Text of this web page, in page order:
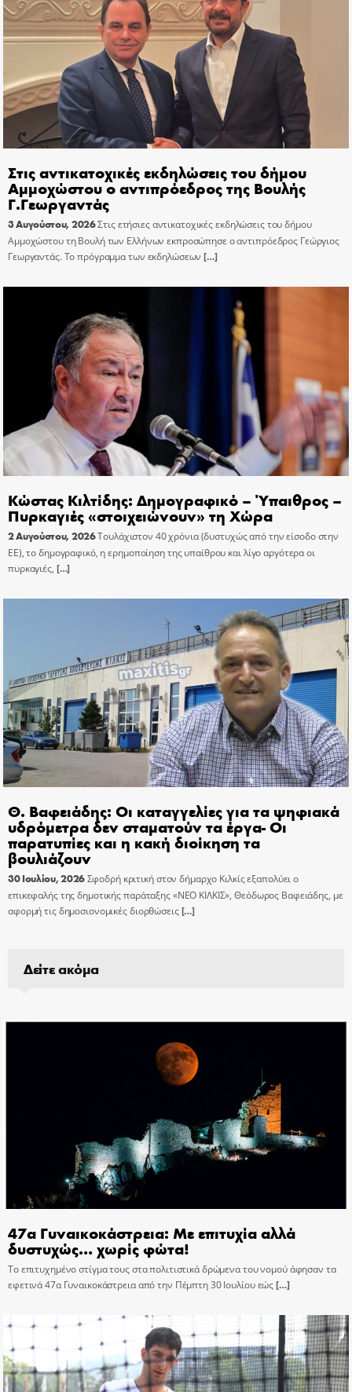
Στις αντικατοχικές εκδηλώσεις του δήμου
Αμμοχώστου ο αντιπρόεδρος της Βουλής
Γ.Γεωργαντάς
3 Αυγούστου, 2026Στις ετήσιες αντικατοχικές εκδηλώσεις του δήμου
Αμμοχώστου τη Βουλή των Ελλήνων εκπροσώπησε ο αντιπρόεδρος Γεώργιος
Γεωργαντάς. Το πρόγραμμα των εκδηλώσεων […]
Κώστας Κιλτίδης: Δημογραφικό – Ύπαιθρος –
Πυρκαγιές «στοιχειώνουν» τη Χώρα
2 Αυγούστου, 2026Τουλάχιστον 40 χρόνια (δυστυχώς από την είσοδο στην
ΕΕ), το δημογραφικό, η ερημοποίηση της υπαίθρου και λίγο αργότερα οι
πυρκαγιές, […]
Θ. Βαφειάδης: Οι καταγγελίες για τα ψηφιακά
υδρόμετρα δεν σταματούν τα έργα- Οι
παρατυπίες και η κακή διοίκηση τα
βουλιάζουν
30 Ιουλίου, 2026Σφοδρή κριτική στον δήμαρχο Κιλκίς εξαπολύει ο
επικεφαλής της δημοτικής παράταξης «ΝΕΟ ΚΙΛΚΙΣ», Θεόδωρος Βαφειάδης, με
αφορμή τις δημοσιονομικές διορθώσεις[…]
Δείτε ακόμα
47α Γυναικοκάστρεια: Με επιτυχία αλλά
δυστυχώς… χωρίς φώτα!
Το επιτυχημένο στίγμα τους στα πολιτιστικά δρώμενα του νομού άφησαν τα
εφετινά 47α Γυναικοκάστρεια από την Πέμπτη 30 Ιουλίου εώς[…]